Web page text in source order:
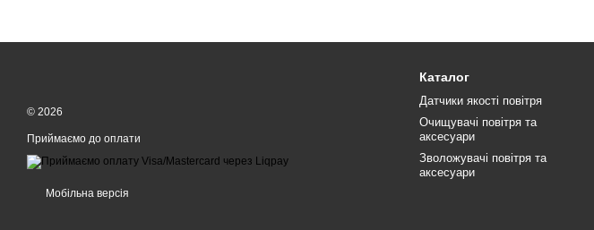
© 2026
Приймаємо до оплати
Мобільна версія
Каталог
Датчики якості повітря
Очищувачі повітря та
аксесуари
Зволожувачі повітря та
аксесуари